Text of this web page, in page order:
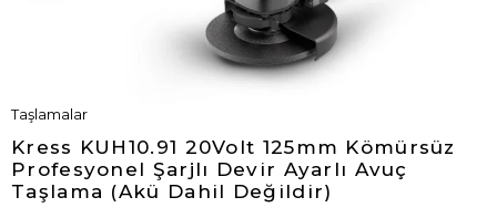
Taşlamalar
Kress KUH10.91 20Volt 125mm Kömürsüz
Profesyonel Şarjlı Devir Ayarlı Avuç
Taşlama (Akü Dahil Değildir)